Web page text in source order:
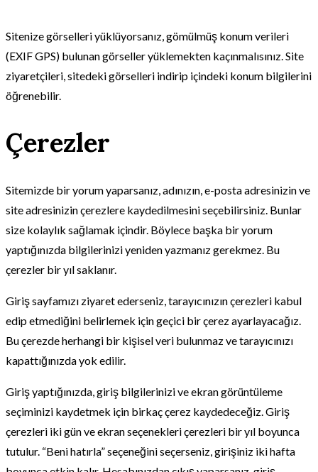
Sitenize görselleri yüklüyorsanız, gömülmüş konum verileri
(EXIF GPS) bulunan görseller yüklemekten kaçınmalısınız. Site
ziyaretçileri, sitedeki görselleri indirip içindeki konum bilgilerini
öğrenebilir.
Çerezler
Sitemizde bir yorum yaparsanız, adınızın, e-posta adresinizin ve
site adresinizin çerezlere kaydedilmesini seçebilirsiniz. Bunlar
size kolaylık sağlamak içindir. Böylece başka bir yorum
yaptığınızda bilgilerinizi yeniden yazmanız gerekmez. Bu
çerezler bir yıl saklanır.
Giriş sayfamızı ziyaret ederseniz, tarayıcınızın çerezleri kabul
edip etmediğini belirlemek için geçici bir çerez ayarlayacağız.
Bu çerezde herhangi bir kişisel veri bulunmaz ve tarayıcınızı
kapattığınızda yok edilir.
Giriş yaptığınızda, giriş bilgilerinizi ve ekran görüntüleme
seçiminizi kaydetmek için birkaç çerez kaydedeceğiz. Giriş
çerezleri iki gün ve ekran seçenekleri çerezleri bir yıl boyunca
tutulur. “Beni hatırla” seçeneğini seçerseniz, girişiniz iki hafta